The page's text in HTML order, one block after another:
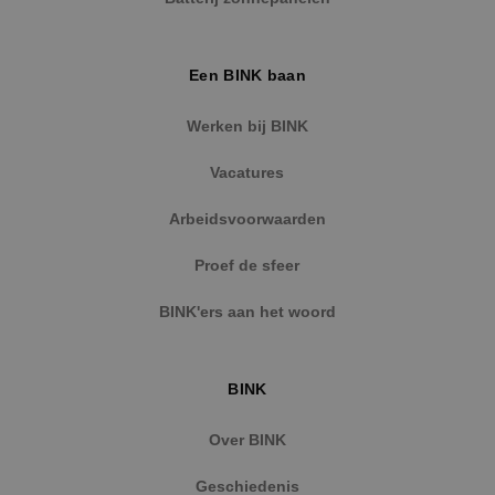
Een BINK baan
Werken bij BINK
Vacatures
Arbeidsvoorwaarden
Proef de sfeer
BINK'ers aan het woord
BINK
Over BINK
Geschiedenis
Google Privacy Policy